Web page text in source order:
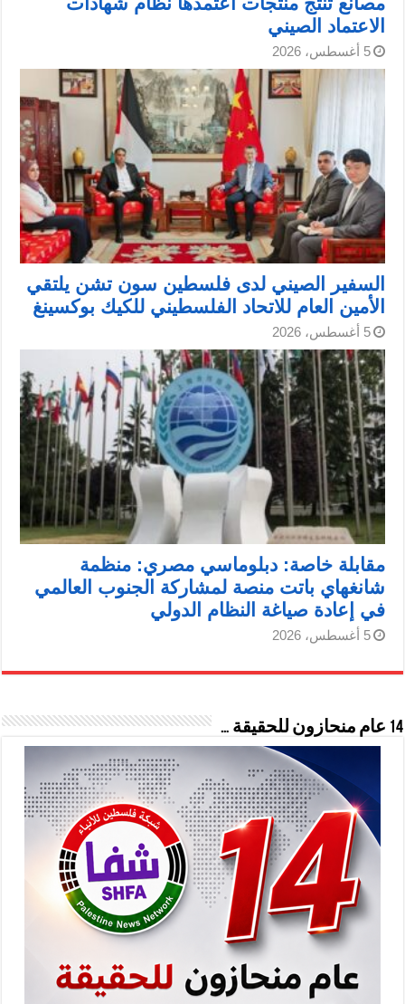
الاعتماد الصيني
5 أغسطس، 2026
السفير الصيني لدى فلسطين سون تشن يلتقي
الأمين العام للاتحاد الفلسطيني للكيك بوكسينغ
5 أغسطس، 2026
مقابلة خاصة: دبلوماسي مصري: منظمة
شانغهاي باتت منصة لمشاركة الجنوب العالمي
في إعادة صياغة النظام الدولي
5 أغسطس، 2026
14 عام منحازون للحقيقة …